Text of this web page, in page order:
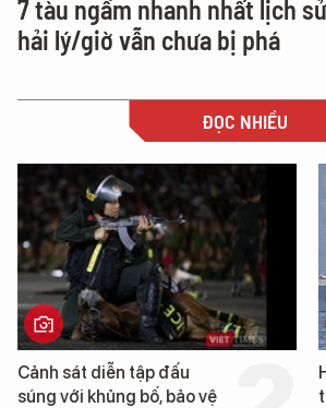
7 tàu ngầm nhanh nhất lịch
hải lý/giờ vẫn chưa bị phá
ĐỌC NHIỀU
Hình ảnh đầu tiên về siêu
tàu sân bay USS George